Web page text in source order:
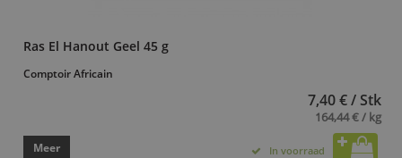
Ras El Hanout Geel 45 g
Comptoir Africain
7,40 € / Stk
164,44 € / kg
Meer In voorraad